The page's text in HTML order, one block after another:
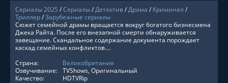
Сериалы 2025 /Сериалы/Детектив/Драма / Криминал /
Триллер/Зарубежные сериалы
Сюжет семейной драмы вращается вокруг богатого бизнесмена
Джека Райта. После его внезапной смерти обнаруживается
завещание. Скандальное содержание документа порождает
каскад семейных конфликтов....
Страна:
Великобритания
Озвучивание: TVShows, Оригинальный
Качество:
HDTVRip